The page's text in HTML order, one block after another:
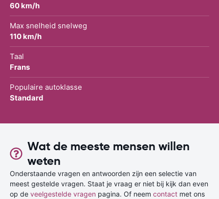
60 km/h
Max snelheid snelweg
110 km/h
Taal
Frans
Populaire autoklasse
Standard
Wat de meeste mensen willen
weten
Onderstaande vragen en antwoorden zijn een selectie van
meest gestelde vragen. Staat je vraag er niet bij kijk dan even
op de veelgestelde vragen pagina. Of neem contact met ons